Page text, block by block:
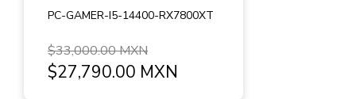
PC-GAMER-I5-14400-RX7800XT
$33,000.00 MXN
$27,790.00 MXN